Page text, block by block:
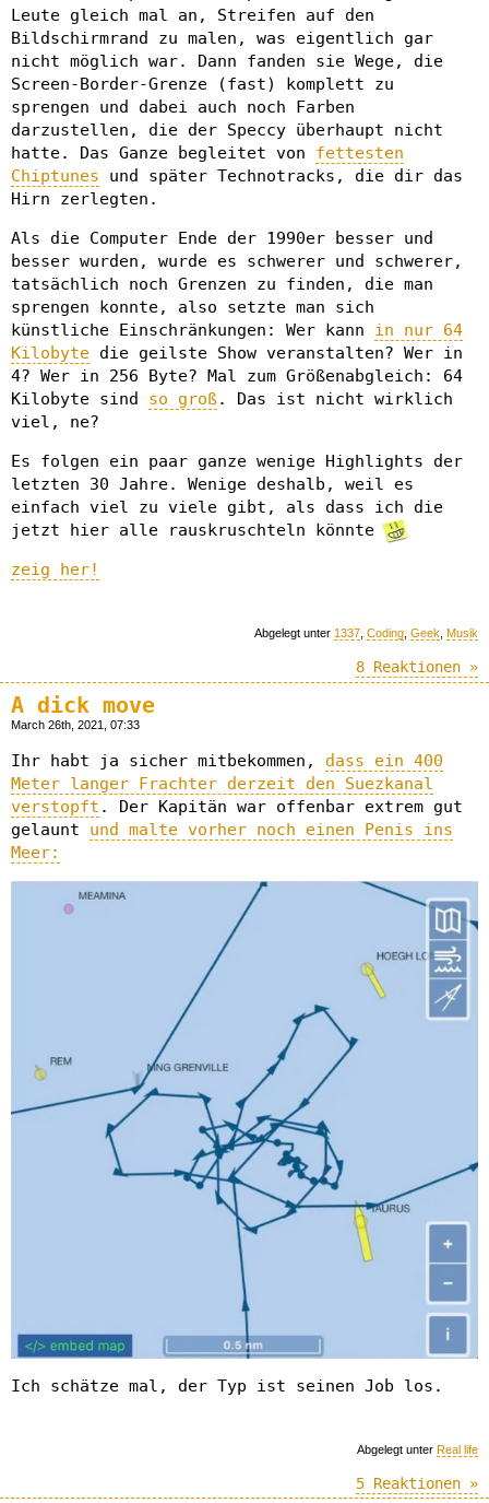
Leute gleich mal an, Streifen auf den
Bildschirmrand zu malen, was eigentlich gar
nicht möglich war. Dann fanden sie Wege, die
Screen-Border-Grenze (fast) komplett zu
sprengen und dabei auch noch Farben
darzustellen, die der Speccy überhaupt nicht
hatte. Das Ganze begleitet von fettesten
Chiptunes und später Technotracks, die dir das
Hirn zerlegten.
Als die Computer Ende der 1990er besser und
besser wurden, wurde es schwerer und schwerer,
tatsächlich noch Grenzen zu finden, die man
sprengen konnte, also setzte man sich
künstliche Einschränkungen: Wer kann in nur 64
Kilobyte die geilste Show veranstalten? Wer in
4? Wer in 256 Byte? Mal zum Größenabgleich: 64
Kilobyte sind so groß. Das ist nicht wirklich
viel, ne?
Es folgen ein paar ganze wenige Highlights der
letzten 30 Jahre. Wenige deshalb, weil es
einfach viel zu viele gibt, als dass ich die
jetzt hier alle rauskruschteln könnte
zeig her!
Abgelegt unter 1337 Coding Geek Musik
8 Reaktionen »
A dick move
March 26th, 2021, 07:33
Ihr habt ja sicher mitbekommen, dass ein 400
Meter langer Frachter derzeit den Suezkanal
verstopft . Der Kapitän war offenbar extrem gut
gelaunt und malte vorher noch einen Penis ins
Meer:
Ich schätze mal, der Typ ist seinen Job los.
Abgelegt unter Real life
5 Reaktionen »